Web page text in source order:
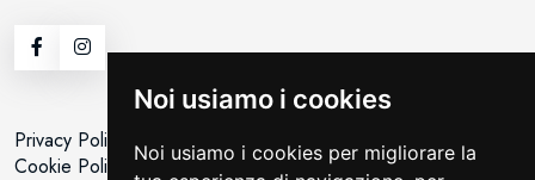
Noi usiamo i cookies
Noi usiamo i cookies per migliorare la
Privacy Policy
Cookie Policy